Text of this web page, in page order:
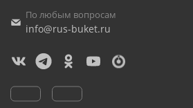
По любым вопросам
info@rus-buket.ru